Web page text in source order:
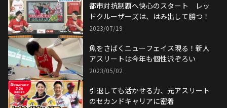
都市対抗制覇へ快心のスタート レッ
ドクルーザーズは、はみ出して勝つ！
2023/07/19
魚をさばくニューフェイス現る！新人
アスリートは今年も個性派ぞろい
2023/05/02
引退しても活かせる力、元アスリート
のセカンドキャリアに密着